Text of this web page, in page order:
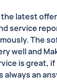
latest
service
The
well and
is great, if
always an